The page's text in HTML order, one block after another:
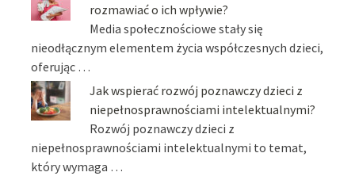
rozmawiać o ich wpływie?
Media społecznościowe stały się
nieodłącznym elementem życia współczesnych dzieci,
oferując …
Jak wspierać rozwój poznawczy dzieci z
niepełnosprawnościami intelektualnymi?
Rozwój poznawczy dzieci z
niepełnosprawnościami intelektualnymi to temat,
który wymaga …